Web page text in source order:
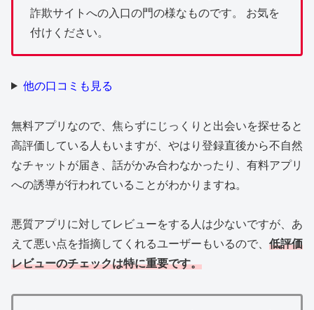
詐欺サイトへの入口の門の様なものです。 お気を
付けください。
他の口コミも見る
無料アプリなので、焦らずにじっくりと出会いを探せると
高評価している人もいますが、やはり登録直後から不自然
なチャットが届き、話がかみ合わなかったり、有料アプリ
への誘導が行われていることがわかりますね。
悪質アプリに対してレビューをする人は少ないですが、あ
えて悪い点を指摘してくれるユーザーもいるので、 低評価
レビューのチェックは特に重要です。